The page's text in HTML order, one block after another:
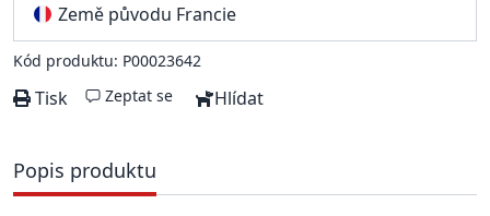
Země původu Francie
Kód produktu: P00023642
Tisk Zeptat se Hlídat
Popis produktu